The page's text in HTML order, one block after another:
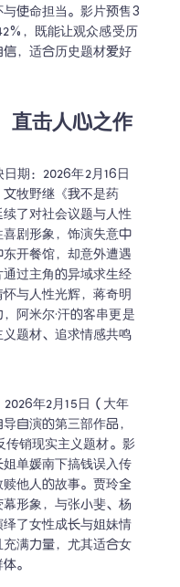
使命担当。影片预售3
，既能让观众感受历
，适合历史题材爱好
直击人心之作
日期：2026年2月16日
文牧野继《我不是药
了对社会议题与人性
剧形象，饰演失意中
开餐馆，却意外遭遇
过主角的异域求生经
与人性光辉，蒋奇明
阿米尔·汗的客串更是
题材、追求情感共鸣
年2月15日（大年
自演的第三部作品，
传销现实主义题材。影
单媛南下搞钱误入传
他人的故事。贾玲全
形象，与张小斐、杨
了女性成长与姐妹情
满力量，尤其适合女
。